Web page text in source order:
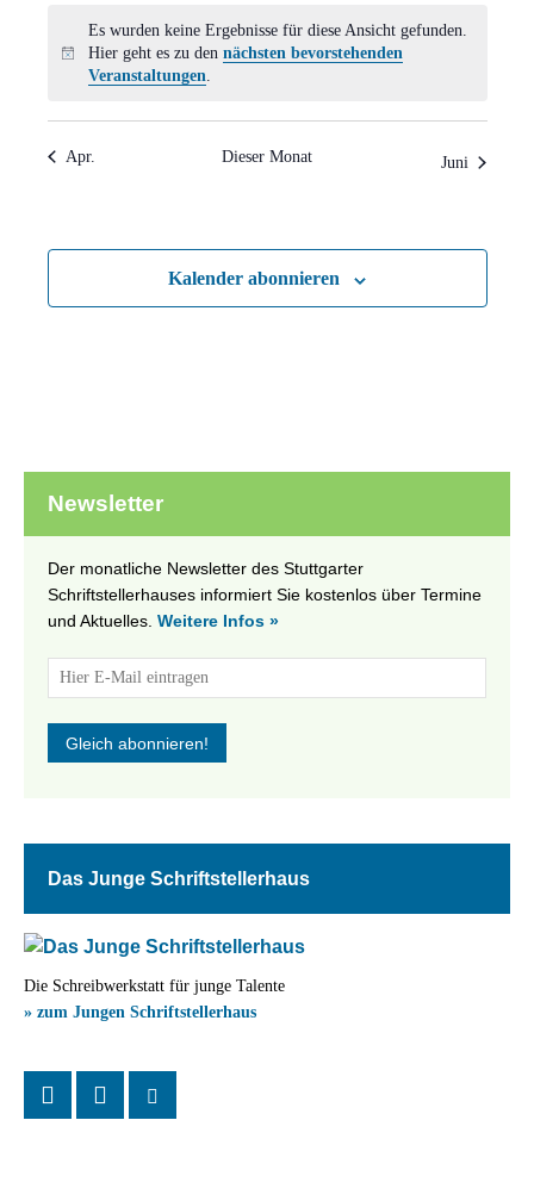
Hinweis
Es wurden keine Ergebnisse für diese Ansicht gefunden.
Hier geht es zu den nächsten bevorstehenden
Veranstaltungen.
Apr. Dieser Monat Juni
Kalender abonnieren
Newsletter
Der monatliche Newsletter des Stuttgarter
Schriftstellerhauses informiert Sie kostenlos über Termine
und Aktuelles. Weitere Infos »
Das Junge Schriftstellerhaus
Die Schreibwerkstatt für junge Talente
» zum Jungen Schriftstellerhaus